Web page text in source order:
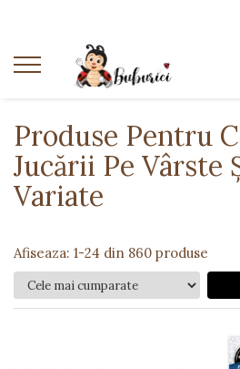
Categorii
Interactive
Construcții
Accesorii
Exterior
Bucătărie
Pluș
Produse Pentru
Jucării Pe Vârste
Variate
Afiseaza: 1-24 din 860 produse